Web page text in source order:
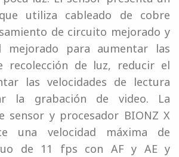
utiliza cableado de cobre
de circuito mejorado y
para aumentar las
recolección de luz, reducir el
las velocidades de lectura
la grabación de video. La
sensor y procesador BIONZ X
una velocidad máxima de
de 11 fps con AF y AE y